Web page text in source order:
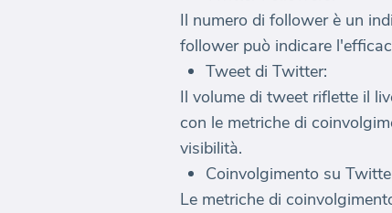
Il numero di follower è un
follower può indicare
Tweet di Twitter:
Il volume di tweet riflette il
con le metriche di
visibilità.
Coinvolgimento su
Le metriche di